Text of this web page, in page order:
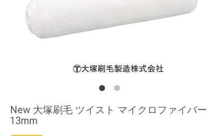
New 大塚刷毛 ツイスト マイクロファイバー
13mm